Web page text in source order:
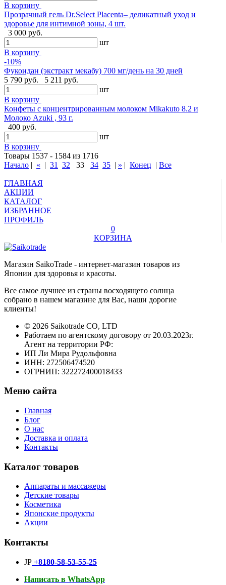
В корзину
Прозрачный гель Dr.Select Placenta– деликатный уход и
здоровье для интимной зоны, 4 шт.
3 000 руб.
шт
В корзину
-10%
Фукоидан (экстракт мекабу) 700 мг/день на 30 дней
5 790 руб.
5 211 руб.
шт
В корзину
Конфеты с концентрированным молоком Mikakuto 8.2 и
Молоко Azuki , 93 г.
400 руб.
шт
В корзину
Товары 1537 - 1584 из 1716
Начало | « | 31 32 33 34 35 | » | Конец | Все
ГЛАВНАЯ
АКЦИИ
КАТАЛОГ
ИЗБРАННОЕ
ПРОФИЛЬ
0
КОРЗИНА
Магазин SaikoTrade - интернет-магазин товаров из
Японии для здоровья и красоты.
Все самое лучшее из страны восходящего солнца
собрано в нашем магазине для Вас, наши дорогие
клиенты!
© 2026 Saikotrade CO, LTD
Работаем по агентскому договору от 20.03.2023г.
Агент на территории РФ:
ИП Ли Мира Рудольфовна
ИНН: 272506474520
ОГРНИП: 322272400018433
Меню сайта
Главная
Блог
О нас
Доставка и оплата
Контакты
Каталог товаров
Аппараты и массажеры
Детские товары
Косметика
Японские продукты
Акции
Контакты
JP +8180-58-53-55-25
Написать в WhatsApp